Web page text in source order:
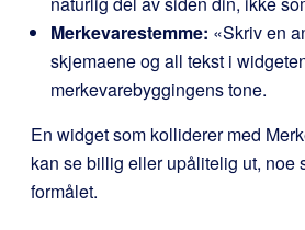
Merkevarestemme: «Skriv en
skjemaene og all tekst i
merkevarebyggingens tone.
En widget som kolliderer med
kan se billig eller upålitelig ut, noe
formålet.